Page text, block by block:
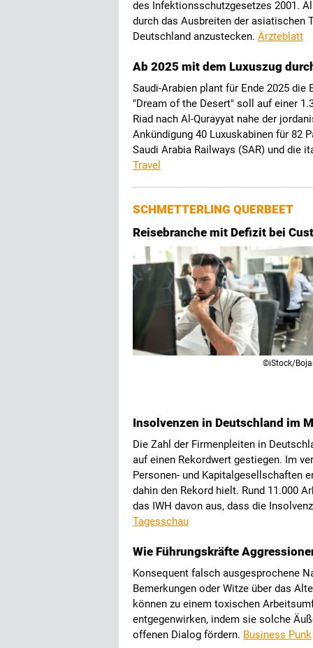
des Infektionsschutzgesetzes 2001.
durch das Ausbreiten der
Deutschland anzustecken. Ärzteblatt
Ab 2025 mit dem Luxuszug
Saudi-Arabien plant für Ende 2025
"Dream of the Desert" soll auf einer
Riad nach Al-Qurayyat nahe der
Ankündigung 40 Luxuskabinen für 82
Saudi Arabia Railways (SAR) und die
Travel
SCHMETTERLING QUERBEET
Reisebranche mit Defizit bei
©iStock/
Insolvenzen in Deutschland im
Die Zahl der Firmenpleiten in
auf einen Rekordwert gestiegen. Im
Personen- und Kapitalgesellschaften
dahin den Rekord hielt. Rund 11.000
das IWH davon aus, dass die
Tagesschau
Wie Führungskräfte
Konsequent falsch ausgesprochene
Bemerkungen oder Witze über das
können zu einem toxischen
entgegenwirken, indem sie solche
offenen Dialog fördern. Business Punk